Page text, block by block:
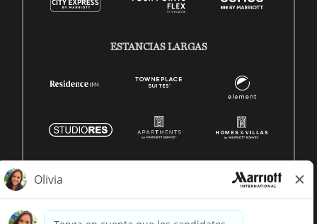
ESTANCIAS LARGAS